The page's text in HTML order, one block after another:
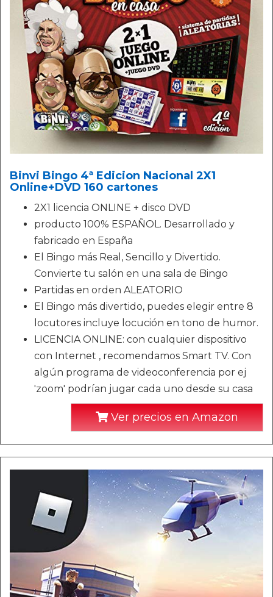
Binvi Bingo 4ª Edicion Nacional 2X1
Online+DVD 160 cartones
2X1 licencia ONLINE + disco DVD
producto 100% ESPAÑOL. Desarrollado y
fabricado en España
El Bingo más Real, Sencillo y Divertido.
Convierte tu salón en una sala de Bingo
Partidas en orden ALEATORIO
El Bingo más divertido, puedes elegir entre 8
locutores incluye locución en tono de humor.
LICENCIA ONLINE: con cualquier dispositivo
con Internet , recomendamos Smart TV. Con
algún programa de videoconferencia por ej
'zoom' podrían jugar cada uno desde su casa
Ver precios en Amazon